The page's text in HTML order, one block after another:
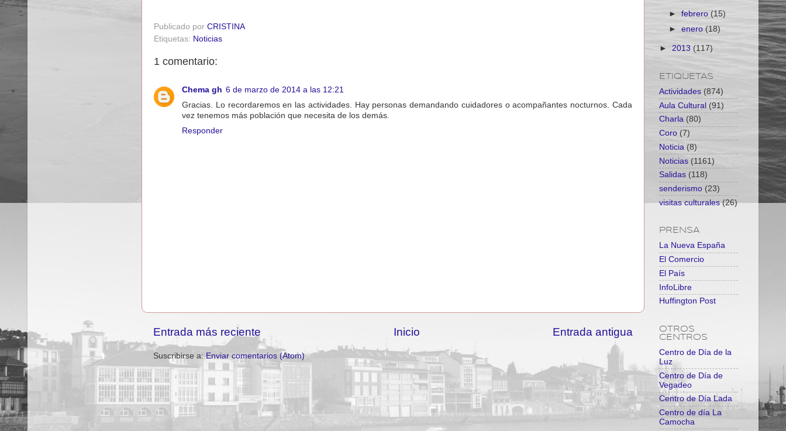
Publicado por CRISTINA
Etiquetas: Noticias
1 comentario:
Chema gh 6 de marzo de 2014 a las 12:21
Gracias. Lo recordaremos en las actividades. Hay personas demandando cuidadores o acompañantes nocturnos. Cada
vez tenemos más población que necesita de los demás.
Responder
Entrada más reciente Entrada antigua
Inicio
Suscribirse a:Enviar comentarios (Atom)
►febrero (15)
►enero(18)
► 2013 (117)
ETIQUETAS
Actividades (874)
Aula Cultural (91)
Charla (80)
Coro (7)
Noticia (8)
Noticias (1161)
Salidas (118)
senderismo (23)
visitas culturales (26)
PRENSA
La Nueva España
El Comercio
El País
InfoLibre
Huffington Post
OTROS
CENTROS
Centro de Día de la
Luz
Centro de Día de
Vegadeo
Centro de Día Lada
Centro de día La
Camocha